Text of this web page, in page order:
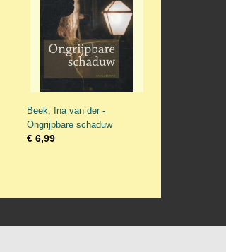
Beek, Ina van der -
Ongrijpbare schaduw
€ 6,99